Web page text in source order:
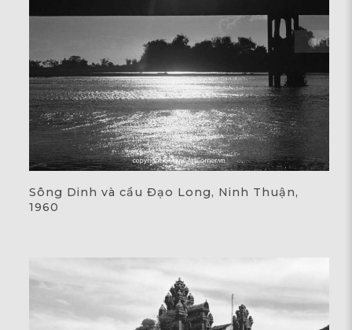
Sông Dinh và cầu Đạo Long, Ninh Thuận,
1960